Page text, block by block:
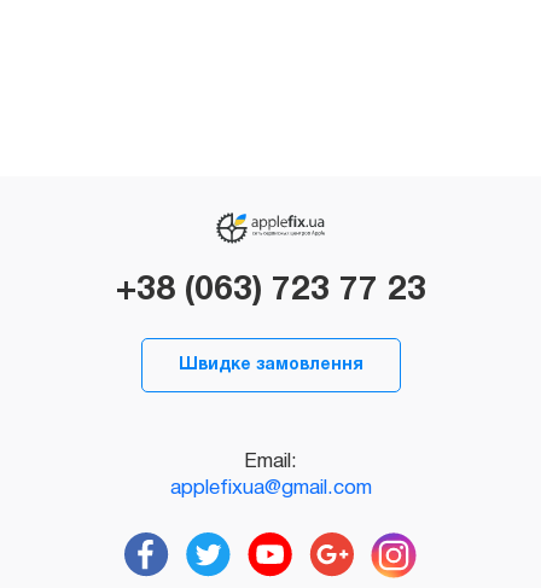
+38 (063) 723 77 23
Швидке замовлення
Email:
applefixua@gmail.com